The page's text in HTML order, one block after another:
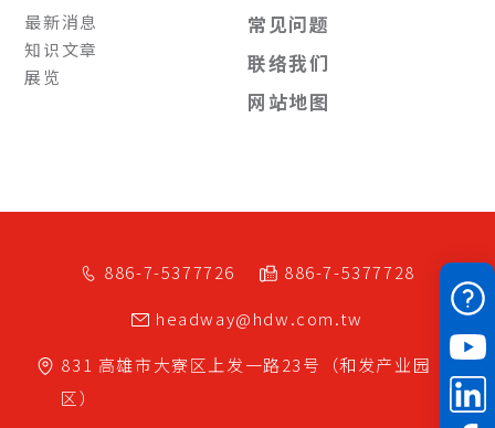
最新消息
知识文章
展览
常见问题
联络我们
网站地图
886-7-5377726
886-7-5377728
headway@hdw.com.tw
831 高雄市大寮区 上发一路23号（和发产业园
区）